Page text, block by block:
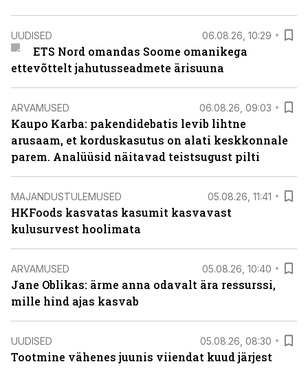
UUDISED 06.08.26, 10:29
ETS Nord omandas Soome omanikega
ettevõttelt jahutusseadmete ärisuuna
ARVAMUSED 06.08.26, 09:03
Kaupo Karba: pakendidebatis levib lihtne
arusaam, et korduskasutus on alati keskkonnale
parem. Analüüsid näitavad teistsugust pilti
MAJANDUSTULEMUSED 05.08.26, 11:41
HKFoods kasvatas kasumit kasvavast
kulusurvest hoolimata
ARVAMUSED 05.08.26, 10:40
Jane Oblikas: ärme anna odavalt ära ressurssi,
mille hind ajas kasvab
UUDISED 05.08.26, 08:30
Tootmine vähenes juunis viiendat kuud järjest